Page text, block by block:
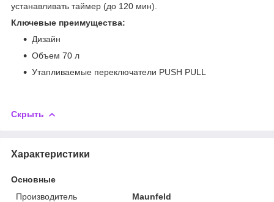
устанавливать таймер (до 120 мин).
Ключевые преимущества:
Дизайн
Объем 70 л
Утапливаемые переключатели PUSH PULL
Скрыть
Характеристики
Основные
Производитель
Maunfeld